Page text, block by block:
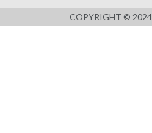
COPYRIGHT © 2024